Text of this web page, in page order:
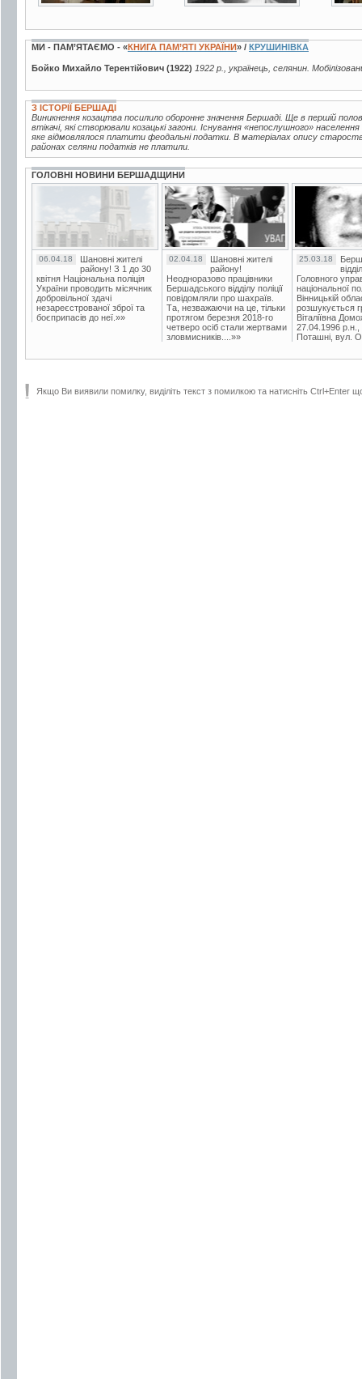
МИ - ПАМ’ЯТАЄМО - «КНИГА ПАМ’ЯТІ УКРАЇНИ» / КРУШИНІВКА
Бойко Михайло Терентійович (1922) 1922 р., українець, селянин.
З ІСТОРІЇ БЕРШАДІ
Виникнення козацтва посилило оборонне значення Бершаді. Ще в першій
втікачі, які створювали козацькі загони. Існування «непослушного»
яке відмовлялося платити феодальні податки. В матеріалах опису
районах селяни податків не платили.
ГОЛОВНІ НОВИНИ БЕРШАДЩИНИ
06.04.18
Шановні жителі
району! З 1 до 30
квітня Національна поліція
України проводить місячник
добровільної здачі
незареєстрованої зброї та
боєприпасів до неї.»»
02.04.18
Шановні жителі
району!
Неодноразово працівники
Бершадського відділу поліції
повідомляли про шахраїв.
Та, незважаючи на це, тільки
протягом березня 2018-го
четверо осіб стали жертвами
зловмисників....»»
25.03.18
Головного
національної
Вінницькій
розшукується
Віталіївна
27.04.1996 р.н.,
Поташні, вул.
Якщо Ви виявили помилку, виділіть текст з помилкою та натисніть Ctrl+Enter